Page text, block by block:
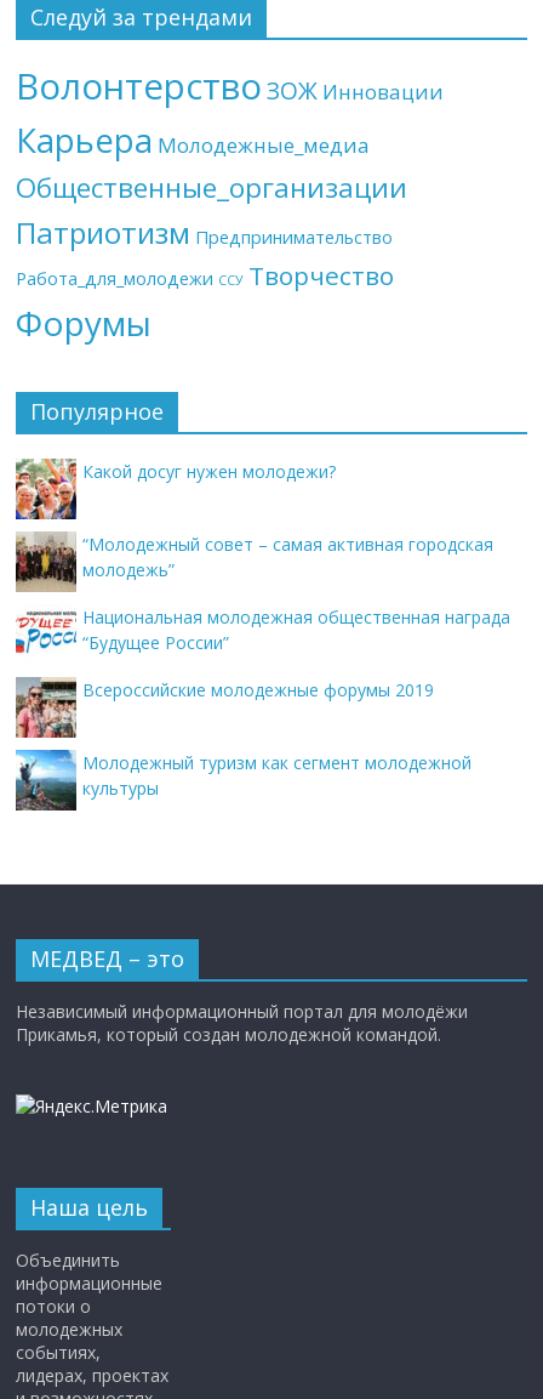
Следуй за трендами
Волонтерство ЗОЖ Инновации
Карьера Молодежные_медиа
Общественные_организации
Патриотизм Предпринимательство
Работа_для_молодежи ССУ Творчество
Форумы
Популярное
Какой досуг нужен молодежи?
“Молодежный совет – самая активная городская
молодежь”
Национальная молодежная общественная награда
“Будущее России”
Всероссийские молодежные форумы 2019
Молодежный туризм как сегмент молодежной
культуры
МЕДВЕД – это
Независимый информационный портал для молодёжи
Прикамья, который создан молодежной командой.
Наша цель
Объединить
информационные
потоки о
молодежных
событиях,
лидерах, проектах